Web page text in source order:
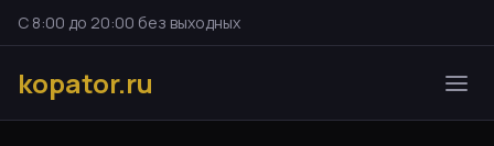
С 8:00 до 20:00 без выходных
kopator.ru